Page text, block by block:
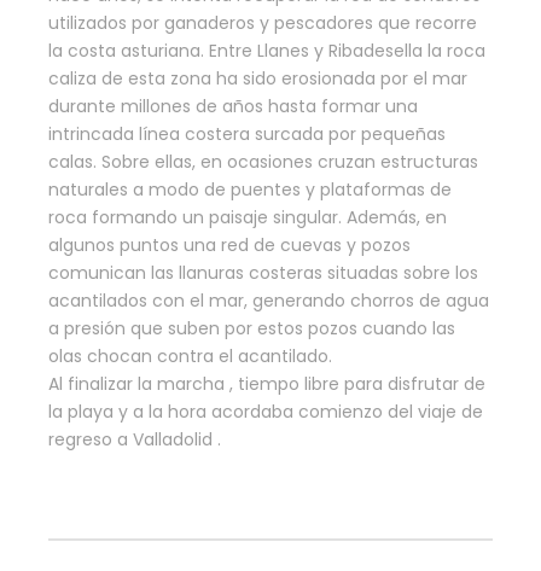
utilizados por ganaderos y pescadores que recorre
la costa asturiana. Entre Llanes y Ribadesella la roca
caliza de esta zona ha sido erosionada por el mar
durante millones de años hasta formar una
intrincada línea costera surcada por pequeñas
calas. Sobre ellas, en ocasiones cruzan estructuras
naturales a modo de puentes y plataformas de
roca formando un paisaje singular. Además, en
algunos puntos una red de cuevas y pozos
comunican las llanuras costeras situadas sobre los
acantilados con el mar, generando chorros de agua
a presión que suben por estos pozos cuando las
olas chocan contra el acantilado.
Al finalizar la marcha , tiempo libre para disfrutar de
la playa y a la hora acordaba comienzo del viaje de
regreso a Valladolid .